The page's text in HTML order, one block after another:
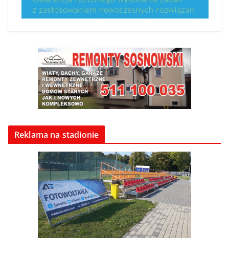
Reklama na stadionie